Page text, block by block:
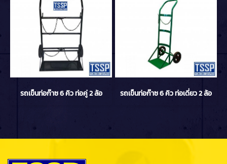
รถเข็นท่อก๊าซ 6 คิว ท่อคู่ 2 ล้อ รถเข็นท่อก๊าซ 6 คิว ท่อเดี่ยว 2 ล้อ